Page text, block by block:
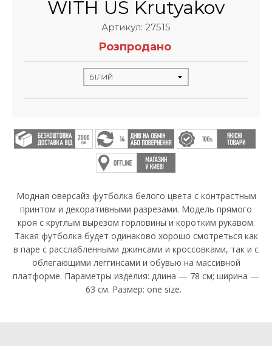
WITH US Krutyakov
Артикул: 27515
Розпродано
Модная оверсайз футболка белого цвета с контрастным
принтом и декоративными разрезами. Модель прямого
кроя с круглым вырезом горловины и коротким рукавом.
Такая футболка будет одинаково хорошо смотреться как
в паре с расслабленными джинсами и кроссовками, так и с
облегающими леггинсами и обувью на массивной
платформе. Параметры изделия: длина — 78 см; ширина —
63 см. Размер: one size.